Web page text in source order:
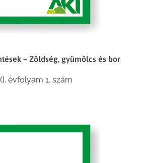
– Zöldség, gyümölcs és bor
évfolyam 1. szám